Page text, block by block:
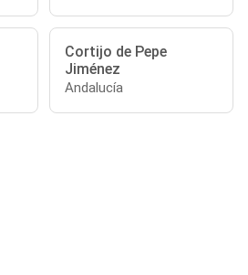
Cortijo de Pepe
Jiménez
Andalucía